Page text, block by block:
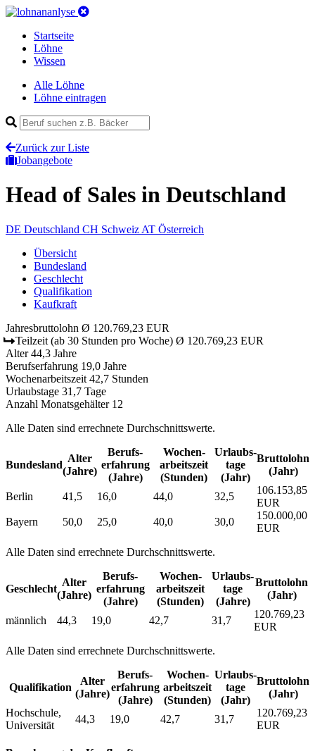
Startseite
Löhne
Wissen
Alle Löhne
Löhne eintragen
Zurück zur Liste
Jobangebote
Head of Sales in Deutschland
DE Deutschland CH Schweiz AT Österreich
Übersicht
Bundesland
Geschlecht
Qualifikation
Kaufkraft
Jahresbruttolohn Ø 120.769,23 EUR
Teilzeit (ab 30 Stunden pro Woche) Ø 120.769,23 EUR
Alter 44,3 Jahre
Berufserfahrung 19,0 Jahre
Wochenarbeitszeit 42,7 Stunden
Urlaubstage 31,7 Tage
Anzahl Monatsgehälter 12
Alle Daten sind errechnete Durchschnittswerte.
Bundesland
Alter
(Jahre)
Berufs­
erfahrung
(Jahre)
Wochen­
arbeitszeit
(Stunden)
Urlaubs­
tage
(Jahr)
Bruttolohn
(Jahr)
Berlin 41,5 16,0 44,0 32,5
106.153,85
EUR
Bayern
50,0 25,0 40,0 30,0
150.000,00
EUR
Alle Daten sind errechnete Durchschnittswerte.
Geschlecht
Alter
(Jahre)
Berufs­
erfahrung
(Jahre)
Wochen­
arbeitszeit
(Stunden)
Urlaubs­
tage
(Jahre)
Bruttolohn
(Jahr)
männlich 44,3 19,0 42,7 31,7
120.769,23
EUR
Alle Daten sind errechnete Durchschnittswerte.
Qualifikation
Alter
(Jahre)
Berufs­
erfahrung
(Jahre)
Wochen­
arbeitszeit
(Stunden)
Urlaubs­
tage
(Jahr)
Bruttolohn
(Jahr)
Hochschule,
Universität
44,3 19,0 42,7 31,7
120.769,23
EUR